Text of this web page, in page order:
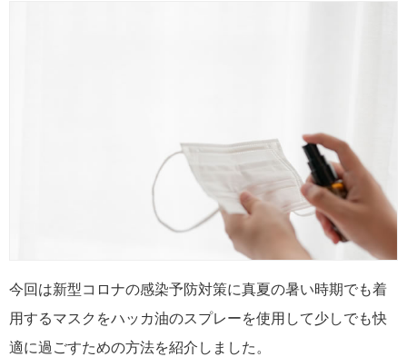
今回は新型コロナの感染予防対策に真夏の暑い時期でも着
用するマスクをハッカ油のスプレーを使用して少しでも快
適に過ごすための方法を紹介しました。